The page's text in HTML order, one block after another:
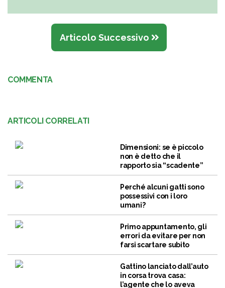
Articolo Successivo
COMMENTA
ARTICOLI CORRELATI
Dimensioni: se è piccolo
non è detto che il
rapporto sia “scadente”
Perché alcuni gatti sono
possessivi con i loro
umani?
Primo appuntamento, gli
errori da evitare per non
farsi scartare subito
Gattino lanciato dall’auto
in corsa trova casa:
l’agente che lo aveva